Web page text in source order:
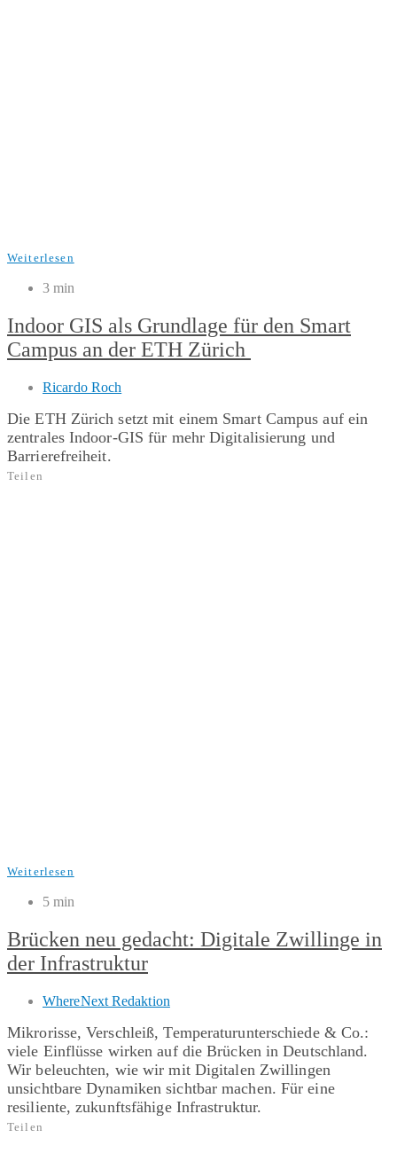
Weiterlesen
3 min
Indoor GIS als Grundlage für den Smart
Campus an der ETH Zürich
Ricardo Roch
Die ETH Zürich setzt mit einem Smart Campus auf ein
zentrales Indoor-GIS für mehr Digitalisierung und
Barrierefreiheit.
Teilen
Weiterlesen
5 min
Brücken neu gedacht: Digitale Zwillinge in
der Infrastruktur
WhereNext Redaktion
Mikrorisse, Verschleiß, Temperaturunterschiede & Co.:
viele Einflüsse wirken auf die Brücken in Deutschland.
Wir beleuchten, wie wir mit Digitalen Zwillingen
unsichtbare Dynamiken sichtbar machen. Für eine
resiliente, zukunftsfähige Infrastruktur.
Teilen